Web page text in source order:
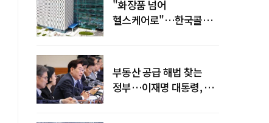
"화장품 넘어
헬스케어로"…한국콜마,
부동산 공급 해법 찾는
정부…이재명 대통령, 2차